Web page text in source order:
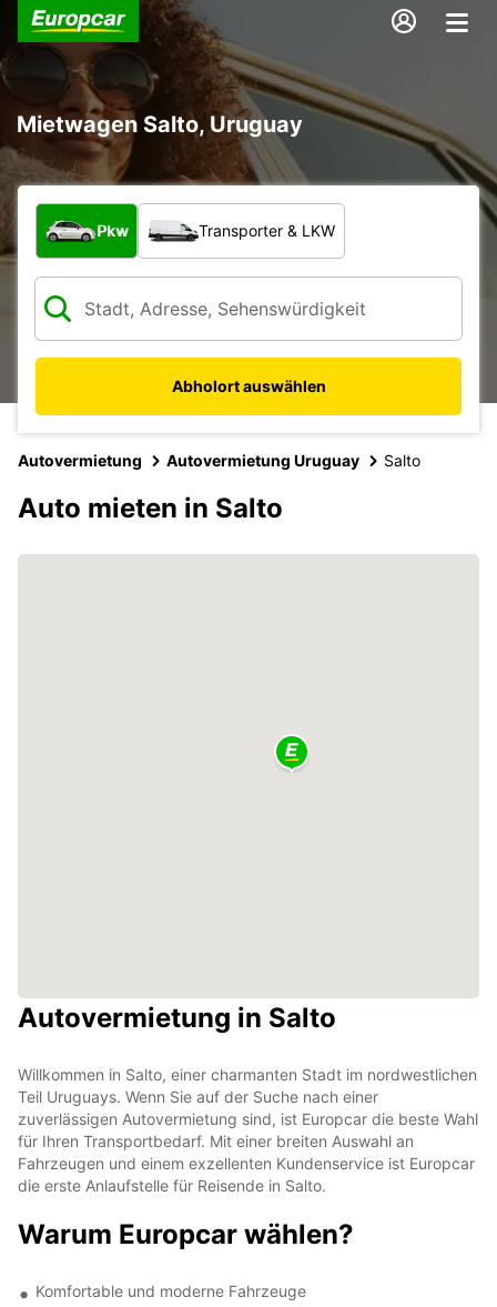
Mietwagen Salto, Uruguay
Welche Art von Fahrzeug?
Pkw Transporter & LKW
Abholort auswählen
Autovermietung Autovermietung Uruguay Salto
Auto mieten in Salto
Autovermietung in Salto
Willkommen in Salto, einer charmanten Stadt im nordwestlichen
Teil Uruguays. Wenn Sie auf der Suche nach einer
zuverlässigen Autovermietung sind, ist Europcar die beste Wahl
für Ihren Transportbedarf. Mit einer breiten Auswahl an
Fahrzeugen und einem exzellenten Kundenservice ist Europcar
die erste Anlaufstelle für Reisende in Salto.
Warum Europcar wählen?
Komfortable und moderne Fahrzeuge